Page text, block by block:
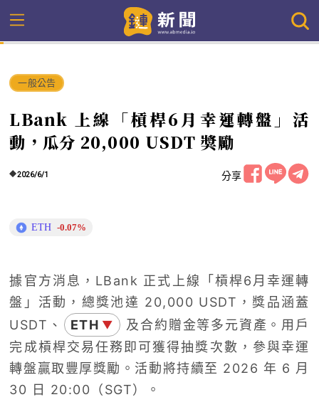
一般公告
LBank 上線「槓桿6月幸運轉盤」活
動，瓜分 20,000 USDT 獎勵
2026/6/1 分享
ETH -0.07%
據官方消息，LBank 正式上線「槓桿6月幸運轉
盤」活動，總獎池達 20,000 USDT，獎品涵蓋
USDT、
ETH ▼
及合約贈金等多元資產。用戶
完成槓桿交易任務即可獲得抽獎次數，參與幸運
轉盤贏取豐厚獎勵。活動將持續至 2026 年 6 月
30 日 20:00（SGT）。